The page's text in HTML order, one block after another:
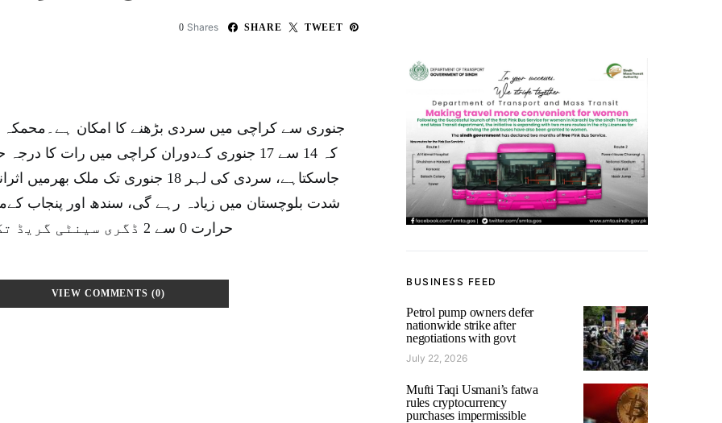
0 Shares SHARE TWEET
کہ 14 سے 17 جنوری کےدوران کراچی میں رات کا
جاسکتاہے، سردی کی لہر 18 جنوری تک
شدت بلوچستان میں زیادہ رہے گی، سندھ اور پنجاب
حرارت 0 سے 2 ڈگری سینٹی گریڈ تک گرنےکا امکان ہے۔
VIEW COMMENTS (0)
BUSINESS FEED
Petrol pump owners defer
nationwide strike after
negotiations with govt
July 22, 2026
Mufti Taqi Usmani’s fatwa
rules cryptocurrency
purchases impermissible